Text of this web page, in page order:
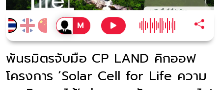
พันธมิตรจับมือ CP LAND คิกออฟ
โครงการ ‘Solar Cell for Life ความ